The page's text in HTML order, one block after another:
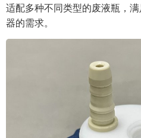
适配多种不同类型的废液瓶，
器的需求。